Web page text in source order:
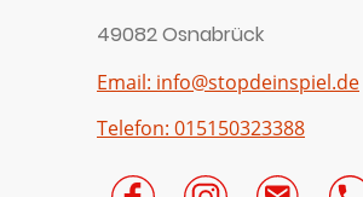
49082 Osnabrück
Email: info@stopdeinspiel.de
Telefon: 015150323388